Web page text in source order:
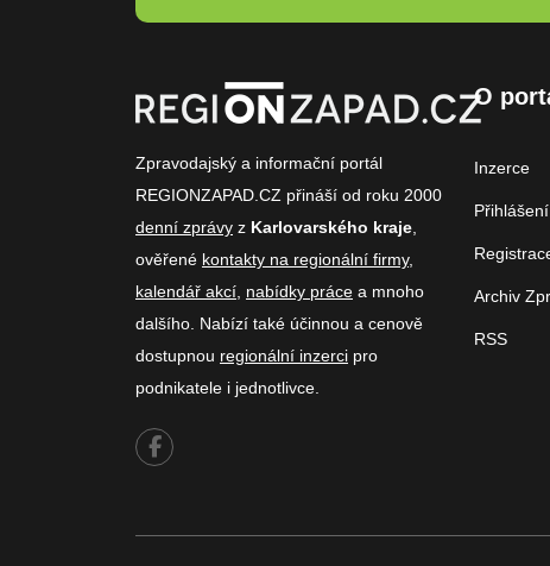
Zpravodajský a informační portál
REGIONZAPAD.CZ přináší od roku 2000
denní zprávy z Karlovarského kraje
ověřené kontakty na regionální firmy,
kalendář akcí nabídky práce a mnoho
dalšího. Nabízí také účinnou a cenově
dostupnou regionální inzerci pro
podnikatele i jednotlivce.
O
Inzerce
Přihlášení
Archiv
RSS